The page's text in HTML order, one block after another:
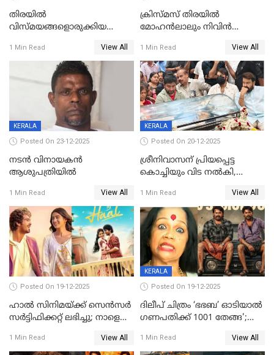
തിരയിൽ
വിസ്മയങ്ങളൊരുക്കിയ
ശേഖര്‍ അന്തരിച്ചു
1 Min Read View All
ക്രിസ്മസ് തിരയിൽ
മോഹൻലാലും നിവിൻ
ഷെയ്‌നും; 200 കോടി
മുടക്കിയെത്തുന്ന
വൃഷഭയുൾപ്പെടെ കാണാം
1 Min Read View All
KERALA
Posted On 23-12-2025
നടൻ വിനായകൻ
ആശുപത്രിയിൽ
1 Min Read View All
KERALA
Posted On 20-12-2025
ശ്രീനിവാസന് പ്രിയപ്പെട്ട
കൊച്ചിയും വിട നൽകി,
സംസ്കാരം നാളെ
1 Min Read View All
Posted On 19-12-2025
ഹാല്‍ സിനിമയ്ക്ക് സെന്‍സര്‍
സര്‍ട്ടിഫിക്കറ്റ് ലഭിച്ചു; നാളെ
1 Min Read View All
KERALA
Posted On 19-12-2025
ദിലീപ് ചിത്രം ‘ഭഭബ’ ഓടിയാൽ
ഗണപതിക്ക് 1001 തേങ്ങ';
1 Min Read View All